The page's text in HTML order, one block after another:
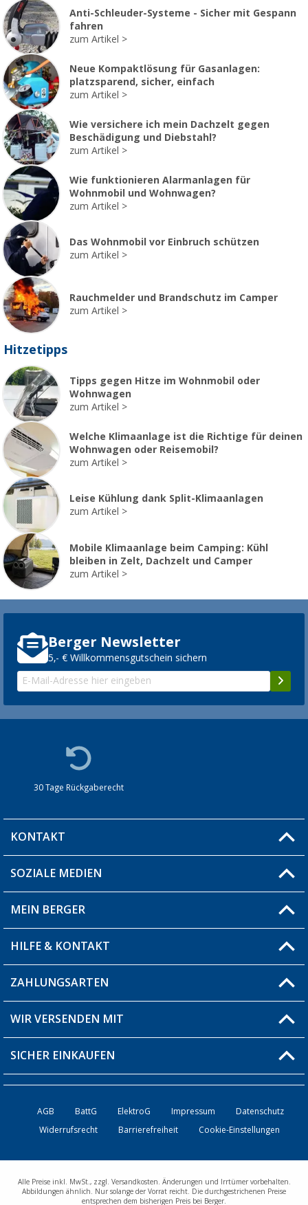
Anti-Schleuder-Systeme - Sicher mit Gespann
fahren
zum Artikel
Neue Kompaktlösung für Gasanlagen:
platzsparend, sicher, einfach
zum Artikel
Wie versichere ich mein Dachzelt gegen
Beschädigung und Diebstahl?
zum Artikel
Wie funktionieren Alarmanlagen für
Wohnmobil und Wohnwagen?
zum Artikel
Das Wohnmobil vor Einbruch schützen
zum Artikel
Rauchmelder und Brandschutz im Camper
zum Artikel
Hitzetipps
Tipps gegen Hitze im Wohnmobil oder
Wohnwagen
zum Artikel
Welche Klimaanlage ist die Richtige für deinen
Wohnwagen oder Reisemobil?
zum Artikel
Leise Kühlung dank Split-Klimaanlagen
zum Artikel
Mobile Klimaanlage beim Camping: Kühl
bleiben in Zelt, Dachzelt und Camper
zum Artikel
Berger Newsletter
5,- € Willkommensgutschein sichern
30 Tage Rückgaberecht
KONTAKT
Du hast eine Frage?
Filiale finden
SOZIALE MEDIEN
MEIN BERGER
Blog
Produkttester
Über uns
HILFE & KONTAKT
Fragen & Antworten / FAQ
Versandinformationen
Bestellstatus
Kontakt
ZAHLUNGSARTEN
WIR VERSENDEN MIT
SICHER EINKAUFEN
AGB BattG ElektroG Impressum
Datenschutz
Widerrufsrecht
Barrierefreiheit Cookie-Einstellungen
Alle Preise inkl. MwSt., zzgl. Versandkosten. Änderungen und Irrtümer vorbehalten.
Abbildungen ähnlich. Nur solange der Vorrat reicht. Die durchgestrichenen Preise
entsprechen dem bisherigen Preis bei Berger.